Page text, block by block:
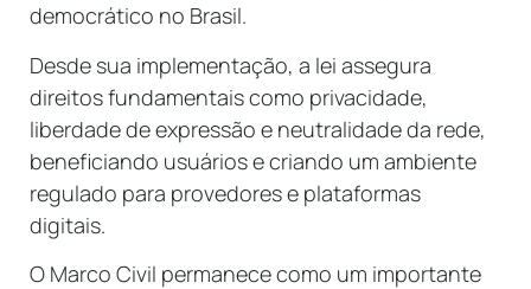
democrático no Brasil.
Desde sua implementação, a lei assegura
direitos fundamentais como privacidade,
liberdade de expressão e neutralidade da rede,
beneficiando usuários e criando um ambiente
regulado para provedores e plataformas
digitais.
O Marco Civil permanece como um importante